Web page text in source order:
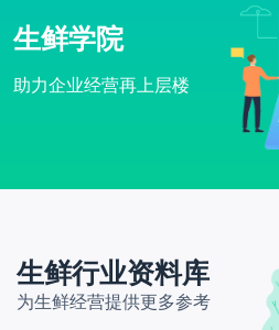
生鲜学院
助力企业经营再上层楼
生鲜行业资料库
为生鲜经营提供更多参考